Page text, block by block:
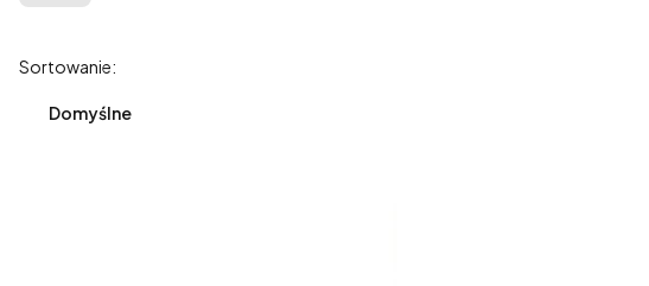
Aktywne filtry
Lista produktów
Sortowanie:
Domyślne